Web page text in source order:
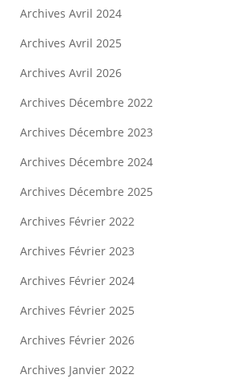
Archives Avril 2024
Archives Avril 2025
Archives Avril 2026
Archives Décembre 2022
Archives Décembre 2023
Archives Décembre 2024
Archives Décembre 2025
Archives Février 2022
Archives Février 2023
Archives Février 2024
Archives Février 2025
Archives Février 2026
Archives Janvier 2022